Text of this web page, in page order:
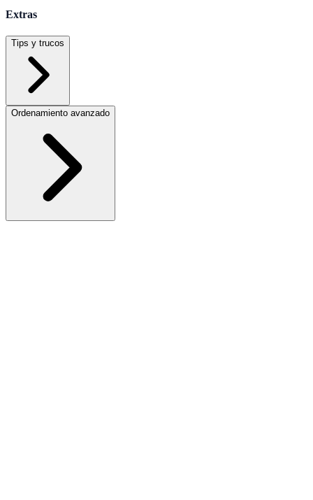
Extras
Tips y trucos
Ordenamiento avanzado